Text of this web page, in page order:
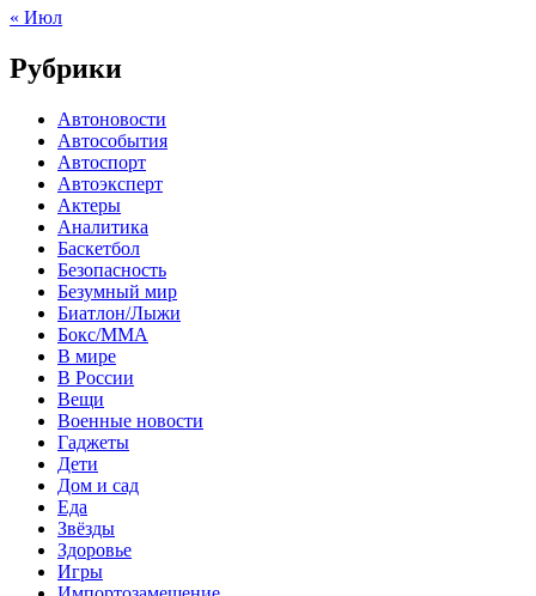
« Июл
Рубрики
Автоновости
Автособытия
Автоспорт
Автоэксперт
Актеры
Аналитика
Баскетбол
Безопасность
Безумный мир
Биатлон/Лыжи
Бокс/MMA
В мире
В России
Вещи
Военные новости
Гаджеты
Дети
Дом и сад
Еда
Звёзды
Здоровье
Игры